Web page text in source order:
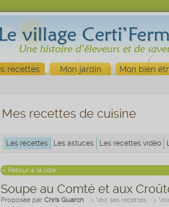
recettes Mon jardin Mon bien
Mes recettes de cuisine
Les recettes Les astuces Les recettes vidéo
< Retour à la liste
Soupe au Comté et aux
Proposée par Chris Guarch > Voir ses recettes >